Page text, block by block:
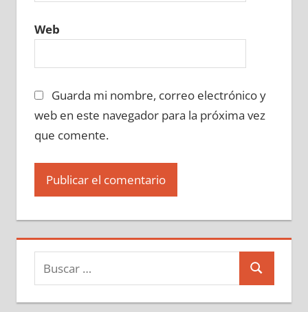
Web
Guarda mi nombre, correo electrónico y
web en este navegador para la próxima vez
que comente.
Buscar